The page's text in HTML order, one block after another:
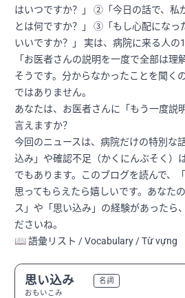
はいつですか？」 ②「今日の話で、私
とは何ですか？」 ③「もし心配になっ
いいですか？」 実は、病院に来る人の
「お医者さんの説明を一度で全部は理
そうです。分からなかったことを聞く
ではありません。
あなたは、お医者さんに「もう一度説
言えますか？
今回のニュースは、病院だけの特別な
込み」や確認不足（かくにんぶそく）
でもあります。このブログを読んで、
思ってもらえたら嬉しいです。あなた
ス」や「思い込み」の経験があったら
ださいね。
📖 語彙リスト / Vocabulary / Từ vựng
思い込み
おもいこみ
名詞